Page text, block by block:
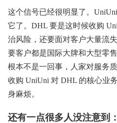
这个信号已经很明显了。
它了。DHL 要是这时候收购
治风险，还要面对客户大量流
要客户都是国际大牌和大型零
根本不是一回事，人家对服务
收购 UniUni 对 DHL 的核心业
身麻烦。
还有一点很多人没注意到